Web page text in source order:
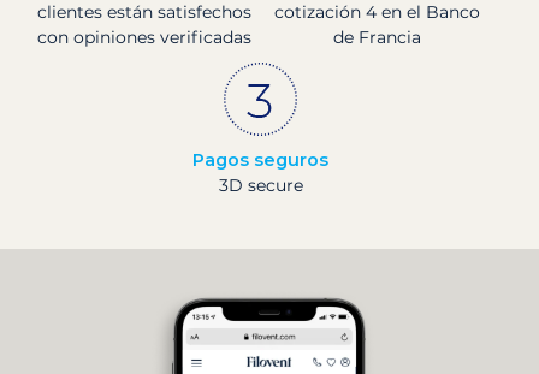
clientes están satisfechos
con opiniones verificadas
cotización 4 en el Banco
de Francia
Pagos seguros
3D secure